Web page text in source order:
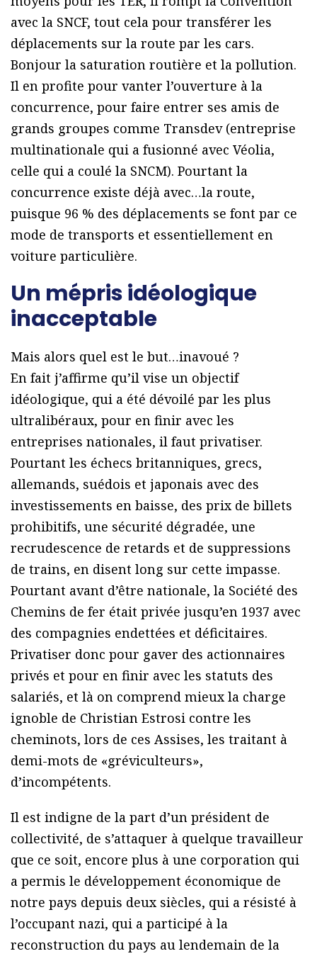
avec la SNCF, tout cela pour transférer les
déplacements sur la route par les cars.
Bonjour la saturation routière et la pollution.
Il en profite pour vanter l’ouverture à la
concurrence, pour faire entrer ses amis de
grands groupes comme Transdev (entreprise
multinationale qui a fusionné avec Véolia,
celle qui a coulé la SNCM). Pourtant la
concurrence existe déjà avec…la route,
puisque 96 % des déplacements se font par ce
mode de transports et essentiellement en
voiture particulière.
Un mépris idéologique
inacceptable
Mais alors quel est le but…inavoué ?
En fait j’affirme qu’il vise un objectif
idéologique, qui a été dévoilé par les plus
ultralibéraux, pour en finir avec les
entreprises nationales, il faut privatiser.
Pourtant les échecs britanniques, grecs,
allemands, suédois et japonais avec des
investissements en baisse, des prix de billets
prohibitifs, une sécurité dégradée, une
recrudescence de retards et de suppressions
de trains, en disent long sur cette impasse.
Pourtant avant d’être nationale, la Société des
Chemins de fer était privée jusqu’en 1937 avec
des compagnies endettées et déficitaires.
Privatiser donc pour gaver des actionnaires
privés et pour en finir avec les statuts des
salariés, et là on comprend mieux la charge
ignoble de Christian Estrosi contre les
cheminots, lors de ces Assises, les traitant à
demi-mots de «gréviculteurs»,
d’incompétents.
Il est indigne de la part d’un président de
collectivité, de s’attaquer à quelque travailleur
que ce soit, encore plus à une corporation qui
a permis le développement économique de
notre pays depuis deux siècles, qui a résisté à
l’occupant nazi, qui a participé à la
reconstruction du pays au lendemain de la